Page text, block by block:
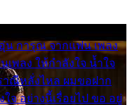
น การุณ จากแฟน เพลง
เพลง ให้กำลังใจ น้ำใจ
าณีหลั่งไหล ผมขอฝาก
จ อย่างนี้เรื่อยไป ขอ อยู่